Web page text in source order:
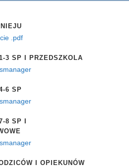
.pdf
3 SP I PRZEDSZKOLA
6 SP
8 SP I
I OPIEKUNÓW